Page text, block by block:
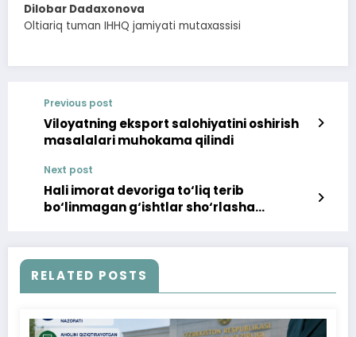
Dilobar Dadaxonova
Oltiariq tuman IHHQ jamiyati mutaxassisi
Previous post
Viloyatning eksport salohiyatini oshirish
masalalari muhokama qilindi
Next post
Hali imorat devoriga to‘liq terib
bo‘linmagan g‘ishtlar sho‘rlasha
RELATED POSTS